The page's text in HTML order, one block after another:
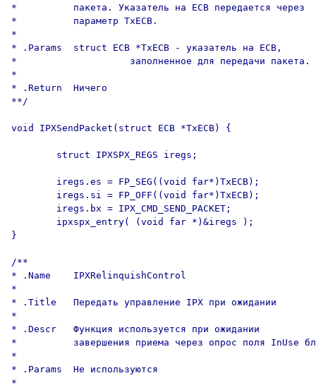
*          пакета. Указатель на ECB передается через
*          параметр TxECB.
*
* .Params  struct ECB *TxECB - указатель на ECB,
*                    заполненное для передачи пакета.
*
* .Return  Ничего
**/
void IPXSendPacket(struct ECB *TxECB) {
        struct IPXSPX_REGS iregs;
        iregs.es = FP_SEG((void far*)TxECB);
        iregs.si = FP_OFF((void far*)TxECB);
        iregs.bx = IPX_CMD_SEND_PACKET;
        ipxspx_entry( (void far *)&iregs );
}
/**
* .Name    IPXRelinquishControl
*
* .Title   Передать управление IPX при ожидании
*
* .Descr   Функция используется при ожидании
*          завершения приема через опрос поля InUse
*
* .Params  Не используются
*